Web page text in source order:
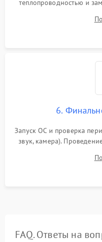
теплопроводностью и
шлейфов, модулей памяти
6.
Запуск ОС и проверка
звук, камера).
для контроля
системы
FAQ. Ответы на